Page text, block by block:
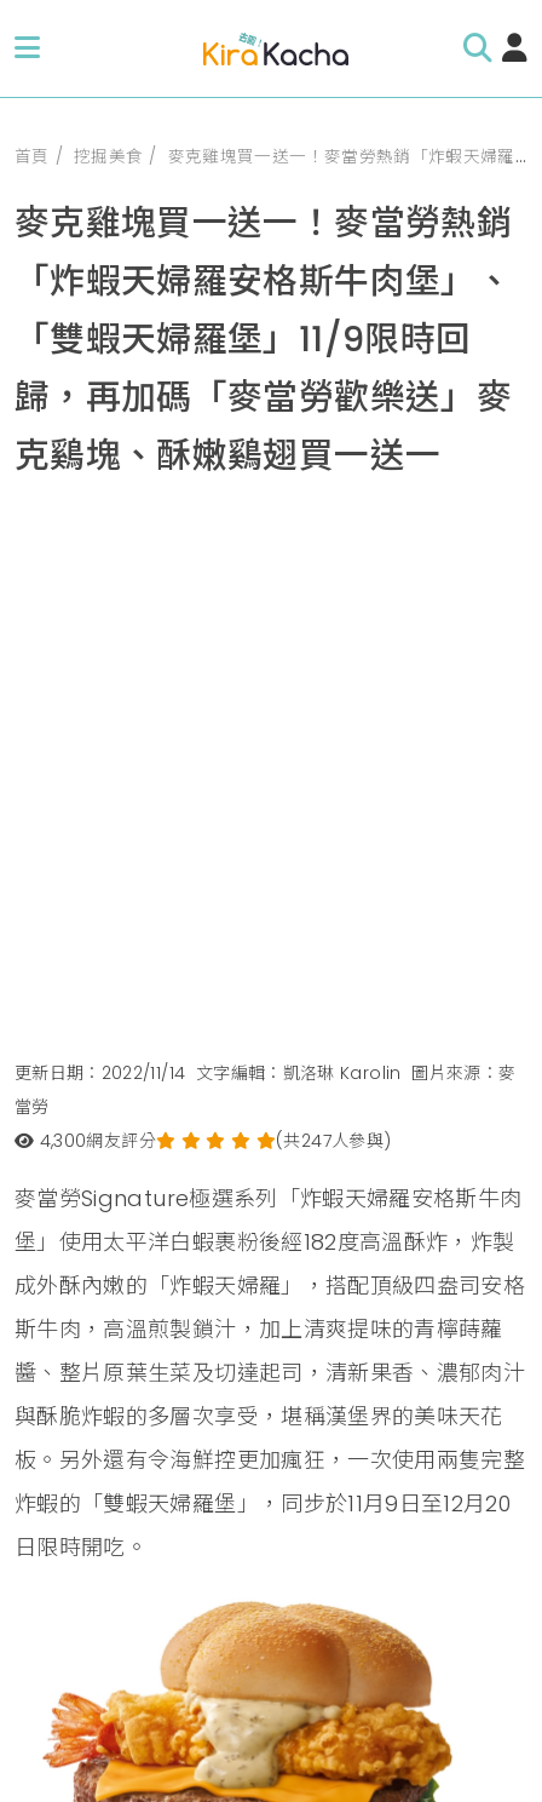
首頁 挖掘美食 麥克雞塊買一送一！麥當勞熱銷「炸蝦天婦羅安格斯牛肉堡」、「雙蝦天婦羅堡」11/9限時回歸，再加碼「麥當勞歡樂送」麥克鷄塊、酥嫩鷄翅買一送一
麥克雞塊買一送一！麥當勞熱銷
「炸蝦天婦羅安格斯牛肉堡」、
「雙蝦天婦羅堡」11/9限時回
歸，再加碼「麥當勞歡樂送」麥
克鷄塊、酥嫩鷄翅買一送一
更新日期：2022/11/14 文字編輯：凱洛琳 Karolin 圖片來源：麥
當勞
4,300網友評分 (共247人參與)
麥當勞Signature極選系列「炸蝦天婦羅安格斯牛肉
堡」使用太平洋白蝦裹粉後經182度高溫酥炸，炸製
成外酥內嫩的「炸蝦天婦羅」，搭配頂級四盎司安格
斯牛肉，高溫煎製鎖汁，加上清爽提味的青檸蒔蘿
醬、整片原葉生菜及切達起司，清新果香、濃郁肉汁
與酥脆炸蝦的多層次享受，堪稱漢堡界的美味天花
板。另外還有令海鮮控更加瘋狂，一次使用兩隻完整
炸蝦的「雙蝦天婦羅堡」，同步於11月9日至12月20
日限時開吃。